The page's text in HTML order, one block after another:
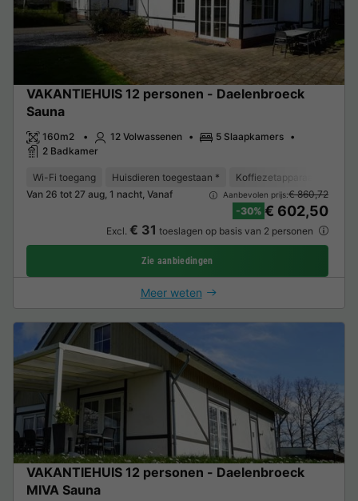
VAKANTIEHUIS 12 personen - Daelenbroeck
Sauna
160m2 12 Volwassenen
5 Slaapkamers
2 Badkamer
Wi-Fi toegang Huisdieren toegestaan * Koffiezetapparaat
Van 26 tot 27 aug, 1 nacht, Vanaf
Aanbevolen prijs:€ 860,72
-30% € 602,50
Excl. € 31 toeslagen op basis van 2 personen
Zie aanbiedingen
Meer weten
VAKANTIEHUIS 12 personen - Daelenbroeck
MIVA Sauna